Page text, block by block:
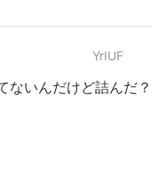
YrIUF
ないんだけど詰んだ？